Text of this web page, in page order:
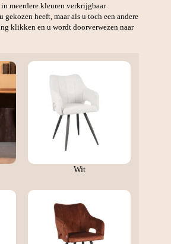
meerdere kleuren verkrijgbaar.
heeft, maar als u toch een andere
klikken en u wordt doorverwezen naar
Wit